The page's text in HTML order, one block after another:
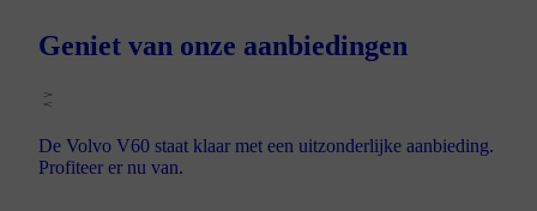
Geniet van onze aanbiedingen
De Volvo V60 staat klaar met een uitzonderlijke aanbieding.
Profiteer er nu van.